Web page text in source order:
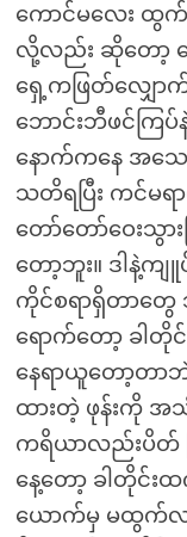
ကောင်မလေး ထွ
လို့လည်း ဆိုတော့ ဈ
ရှေ့ကဖြတ်လျှော
ဘောင်းဘီဖင်ကြ
နောက်ကနေ အသေ
သတိရပြီး ကင်မ
တော်တော်ဝေးသွာ
တော့ဘူး။ ဒါနဲ့ကျူ
ကိုင်စရာရှိတာတွ
ရောက်တော့ ခါတို
နေရာယူတော့တာ
ထားတဲ့ ဖုန်းကို အ
ကရိယာလည်းပိတ်
နေ့တော့ ခါတိုင်
ယောက်မှ မထွက်